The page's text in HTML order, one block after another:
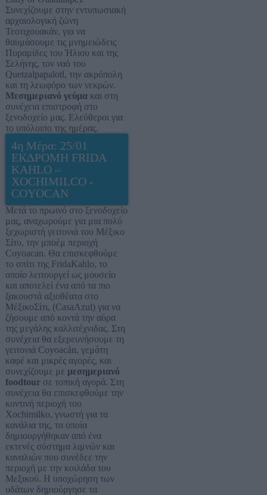
Συνεχίζουμε στην εντυπωσιακή
αρχαιολογική ζώνη
Τεοτιχουακάν, για να
θαυμάσουμε τις μνημειώδεις
Πυραμίδες του Ήλιου και της
Σελήνης, τον ναό του
Quetzalpapalotl, την ακρόπολη
και τη λεωφόρο των νεκρών.
Μεσημεριανό γεύμακαι στη
συνέχεια επιστροφή στο
ξενοδοχείο μας. Ελεύθεροι για
το υπόλοιπο της ημέρας.
4η Μέρα: 25/01
ΕΚΔΡΟΜΗ FRIDA
KAHLO –
XOCHIMILCO -
COYOCAN
Μετά το πρωινό στο ξενοδοχείο
μας, αναχωρούμε για μια πολύ
ξεχωριστή γειτονιά του Μέξικο
Σίτυ, την μποέμ περιοχή
Coyoacan. Θα επισκεφθούμε
το σπίτι της FridaKahlo, το
οποίο λειτουργεί ως μουσείο
και αποτελεί ένα από τα πιο
ξακουστά αξιοθέατα στο
ΜέξικοΣίτι, (CasaAzul) για να
ζήσουμε από κοντά την αύρα
της μεγάλης καλλιτέχνιδας. Στη
συνέχεια θα εξερευνήσουμε τη
γειτονιά Coyoacán, γεμάτη
καφέ και μικρές αγορές, και
συνεχίζουμε με μεσημεριανό
foodtour σε τοπική αγορά. Στη
συνέχεια θα επισκεφθούμε την
κοντινή περιοχή του
Xochimilko, γνωστή για τα
κανάλια της, τα οποία
δημιουργήθηκαν από ένα
εκτενές σύστημα λιμνών και
καναλιών που συνέδεε την
περιοχή με την κοιλάδα του
Μεξικού. Η υποχώρηση των
υδάτων δημιούργησε τα